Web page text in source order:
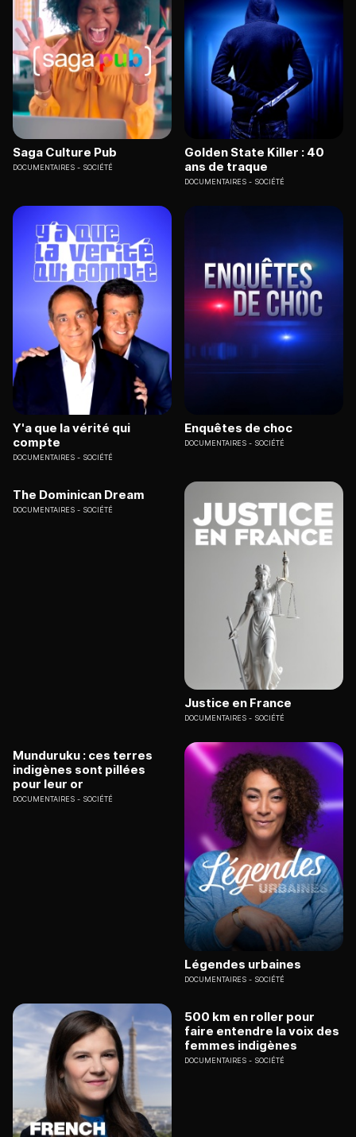
Saga Culture Pub
DOCUMENTAIRES SOCIÉTÉ
Golden State Killer : 40
ans de traque
DOCUMENTAIRES SOCIÉTÉ
Y'a que la vérité qui
compte
DOCUMENTAIRES SOCIÉTÉ
Enquêtes de choc
DOCUMENTAIRES SOCIÉTÉ
The Dominican Dream
DOCUMENTAIRES SOCIÉTÉ
Justice en France
DOCUMENTAIRES SOCIÉTÉ
Munduruku : ces terres
indigènes sont pillées
pour leur or
DOCUMENTAIRES SOCIÉTÉ
Légendes urbaines
DOCUMENTAIRES SOCIÉTÉ
500 km en roller pour
faire entendre la voix des
femmes indigènes
DOCUMENTAIRES SOCIÉTÉ